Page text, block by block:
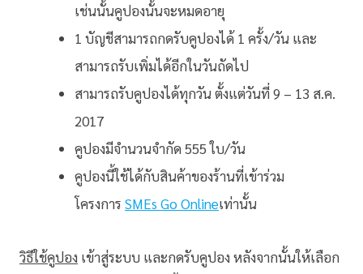
เช่นนั้นคูปองนั้นจะหมดอายุ
1 บัญชีสามารถกดรับคูปองได้ 1 ครั้ง/วัน และ
สามารถรับเพิ่มได้อีกในวันถัดไป
สามารถรับคูปองได้ทุกวัน ตั้งแต่วันที่ 9 – 13 ส.ค.
2017
คูปองมีจำนวนจำกัด 555 ใบ/วัน
คูปองนี้ใช้ได้กับสินค้าของร้านที่เข้าร่วม
โครงการ SMEs Go Onlineเท่านั้น
วิธีใช้คูปอง เข้าสู่ระบบ และกดรับคูปอง หลังจากนั้นให้เลือก